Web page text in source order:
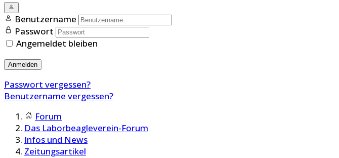
Benutzername
Passwort
Angemeldet bleiben
Anmelden
Passwort vergessen?
Benutzername vergessen?
Forum
Das Laborbeagleverein-Forum
Infos und News
Zeitungsartikel